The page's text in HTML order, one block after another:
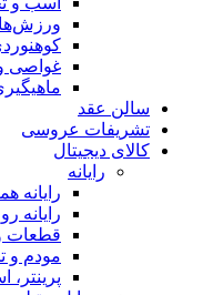
غواصی
سالن عقد
تشریفات عروسی
کالای دیجیتال
رایانه
رایانه
رایانه
قطعات
مودم و